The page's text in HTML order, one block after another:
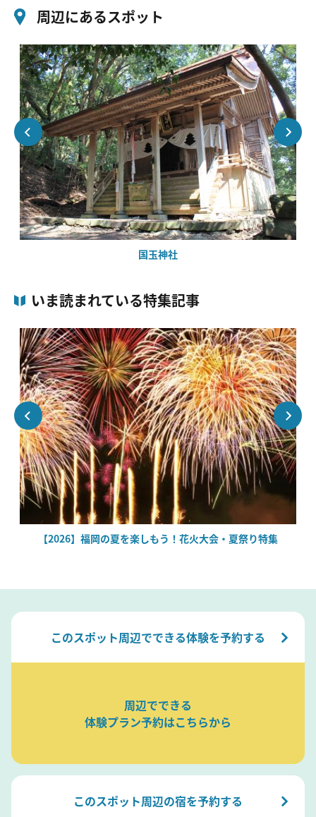
周辺にあるスポット
国玉神社
いま読まれている特集記事
【2026】福岡の夏を楽しもう！花火大会・夏祭り特集
このスポット周辺でできる体験を予約する
周辺でできる
体験プラン予約はこちらから
このスポット周辺の宿を予約する